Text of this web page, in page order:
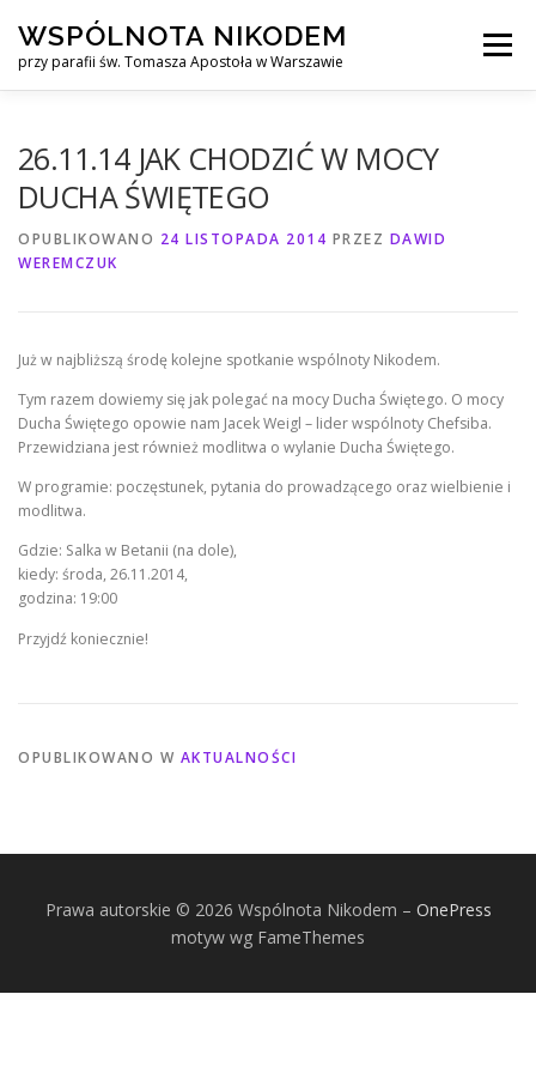
treści
WSPÓLNOTA NIKODEM
przy parafii św. Tomasza Apostoła w Warszawie
Menu
26.11.14 JAK CHODZIĆ W MOCY
DUCHA ŚWIĘTEGO
OPUBLIKOWANO 24 LISTOPADA 2014 PRZEZ DAWID
WEREMCZUK
Już w najbliższą środę kolejne spotkanie wspólnoty Nikodem.
Tym razem dowiemy się jak polegać na mocy Ducha Świętego. O mocy
Ducha Świętego opowie nam Jacek Weigl – lider wspólnoty Chefsiba.
Przewidziana jest również modlitwa o wylanie Ducha Świętego.
W programie: poczęstunek, pytania do prowadzącego oraz wielbienie i
modlitwa.
Gdzie: Salka w Betanii (na dole),
kiedy: środa, 26.11.2014,
godzina: 19:00
Przyjdź koniecznie!
OPUBLIKOWANO W AKTUALNOŚCI
Prawa autorskie © 2026 Wspólnota Nikodem – OnePress
motyw wg FameThemes